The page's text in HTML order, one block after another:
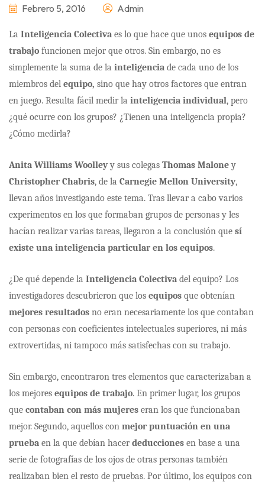
Febrero 5, 2016 Admin
La Inteligencia Colectiva es lo que hace que unos equipos de
trabajo funcionen mejor que otros. Sin embargo, no es
simplemente la suma de la inteligencia de cada uno de los
miembros del equipo, sino que hay otros factores que entran
en juego. Resulta fácil medir la inteligencia individual, pero
¿qué ocurre con los grupos? ¿Tienen una inteligencia propia?
¿Cómo medirla?
Anita Williams Woolleyy sus colegas Thomas Maloney
Christopher Chabris, de la Carnegie Mellon University,
llevan años investigando este tema. Tras llevar a cabo varios
experimentos en los que formaban grupos de personas y les
hacían realizar varias tareas, llegaron a la conclusión que sí
existe una inteligencia particular en los equipos.
¿De qué depende la Inteligencia Colectiva del equipo? Los
investigadores descubrieron que los equipos que obtenían
mejores resultados no eran necesariamente los que contaban
con personas con coeficientes intelectuales superiores, ni más
extrovertidas, ni tampoco más satisfechas con su trabajo.
Sin embargo, encontraron tres elementos que caracterizaban a
los mejores equipos de trabajo. En primer lugar, los grupos
que contaban con más mujeres eran los que funcionaban
mejor. Segundo, aquellos con mejor puntuación en una
prueba en la que debían hacerdeducciones en base a una
serie de fotografías de los ojos de otras personas también
realizaban bien el resto de pruebas. Por último, los equipos con